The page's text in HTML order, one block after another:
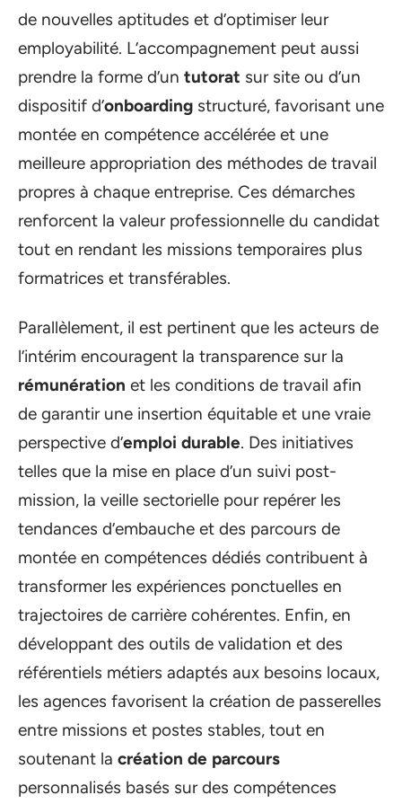
de nouvelles aptitudes et d’optimiser leur
employabilité. L’accompagnement peut aussi
prendre la forme d’un tutorat sur site ou d’un
dispositif d’onboarding structuré, favorisant une
montée en compétence accélérée et une
meilleure appropriation des méthodes de travail
propres à chaque entreprise. Ces démarches
renforcent la valeur professionnelle du candidat
tout en rendant les missions temporaires plus
formatrices et transférables.
Parallèlement, il est pertinent que les acteurs de
l’intérim encouragent la transparence sur la
rémunération et les conditions de travail afin
de garantir une insertion équitable et une vraie
perspective d’emploi durable. Des initiatives
telles que la mise en place d’un suivi post-
mission, la veille sectorielle pour repérer les
tendances d’embauche et des parcours de
montée en compétences dédiés contribuent à
transformer les expériences ponctuelles en
trajectoires de carrière cohérentes. Enfin, en
développant des outils de validation et des
référentiels métiers adaptés aux besoins locaux,
les agences favorisent la création de passerelles
entre missions et postes stables, tout en
soutenant la création de parcours
personnalisés basés sur des compétences